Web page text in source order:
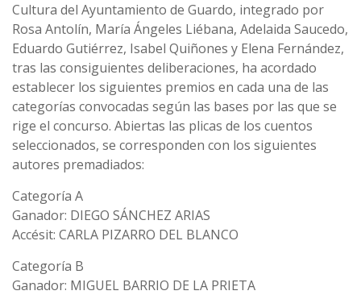
Cultura del Ayuntamiento de Guardo, integrado por
Rosa Antolín, María Ángeles Liébana, Adelaida Saucedo,
Eduardo Gutiérrez, Isabel Quiñones y Elena Fernández,
tras las consiguientes deliberaciones, ha acordado
establecer los siguientes premios en cada una de las
categorías convocadas según las bases por las que se
rige el concurso. Abiertas las plicas de los cuentos
seleccionados, se corresponden con los siguientes
autores premadiados:
Categoría A
Ganador: DIEGO SÁNCHEZ ARIAS
Accésit: CARLA PIZARRO DEL BLANCO
Categoría B
Ganador: MIGUEL BARRIO DE LA PRIETA